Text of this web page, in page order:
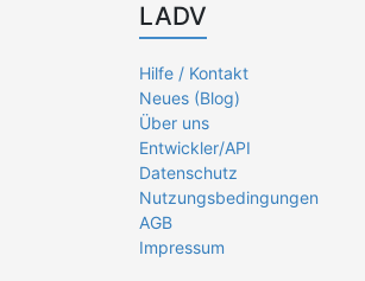
LADV
Hilfe / Kontakt
Neues (Blog)
Über uns
Entwickler/API
Datenschutz
Nutzungsbedingungen
AGB
Impressum